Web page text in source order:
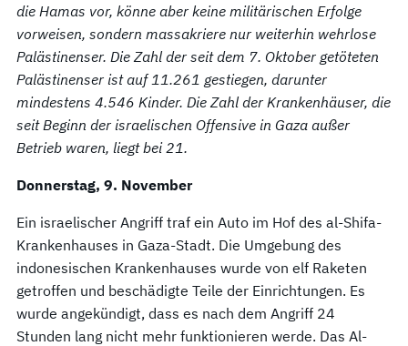
die Hamas vor, könne aber keine militärischen Erfolge
vorweisen, sondern massakriere nur weiterhin wehrlose
Palästinenser. Die Zahl der seit dem 7. Oktober getöteten
Palästinenser ist auf 11.261 gestiegen, darunter
mindestens 4.546 Kinder. Die Zahl der Krankenhäuser, die
seit Beginn der israelischen Offensive in Gaza außer
Betrieb waren, liegt bei 21.
Donnerstag, 9. November
Ein israelischer Angriff traf ein Auto im Hof des al-Shifa-
Krankenhauses in Gaza-Stadt. Die Umgebung des
indonesischen Krankenhauses wurde von elf Raketen
getroffen und beschädigte Teile der Einrichtungen. Es
wurde angekündigt, dass es nach dem Angriff 24
Stunden lang nicht mehr funktionieren werde. Das Al-